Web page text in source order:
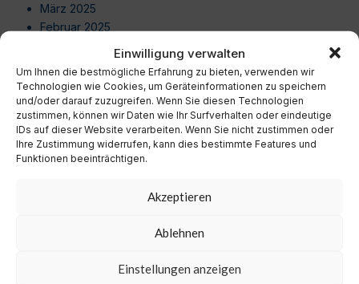
Einwilligung verwalten
Um Ihnen die bestmögliche Erfahrung zu bieten, verwenden wir
Technologien wie Cookies, um Geräteinformationen zu speichern
und/oder darauf zuzugreifen. Wenn Sie diesen Technologien
zustimmen, können wir Daten wie Ihr Surfverhalten oder eindeutige
IDs auf dieser Website verarbeiten. Wenn Sie nicht zustimmen oder
Ihre Zustimmung widerrufen, kann dies bestimmte Features und
Funktionen beeinträchtigen.
Akzeptieren
Ablehnen
Einstellungen anzeigen
März 2025
Februar 2025
November 2024
Oktober 2024
September 2024
August 2024
Juli 2024